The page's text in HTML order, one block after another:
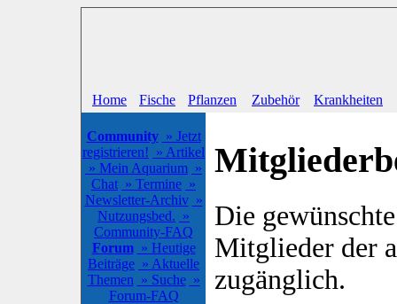
Home Fische Pflanzen Zubehör Krankheiten
Community » Jetzt
registrieren! » Artikel
» Mein Aquarium »
Chat » Termine »
Newsletter-Archiv »
Nutzungsbed. »
Community-FAQ
Forum » Heutige
Beiträge » Aktuelle
Themen » Suche »
Forum-FAQ
Die
Mitglieder der
zugänglich.